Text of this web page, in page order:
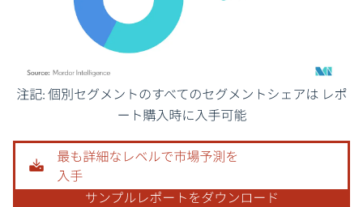
画像 © Mordor Intelligence。再利用にはCC BY 4.0の表示が必要です。